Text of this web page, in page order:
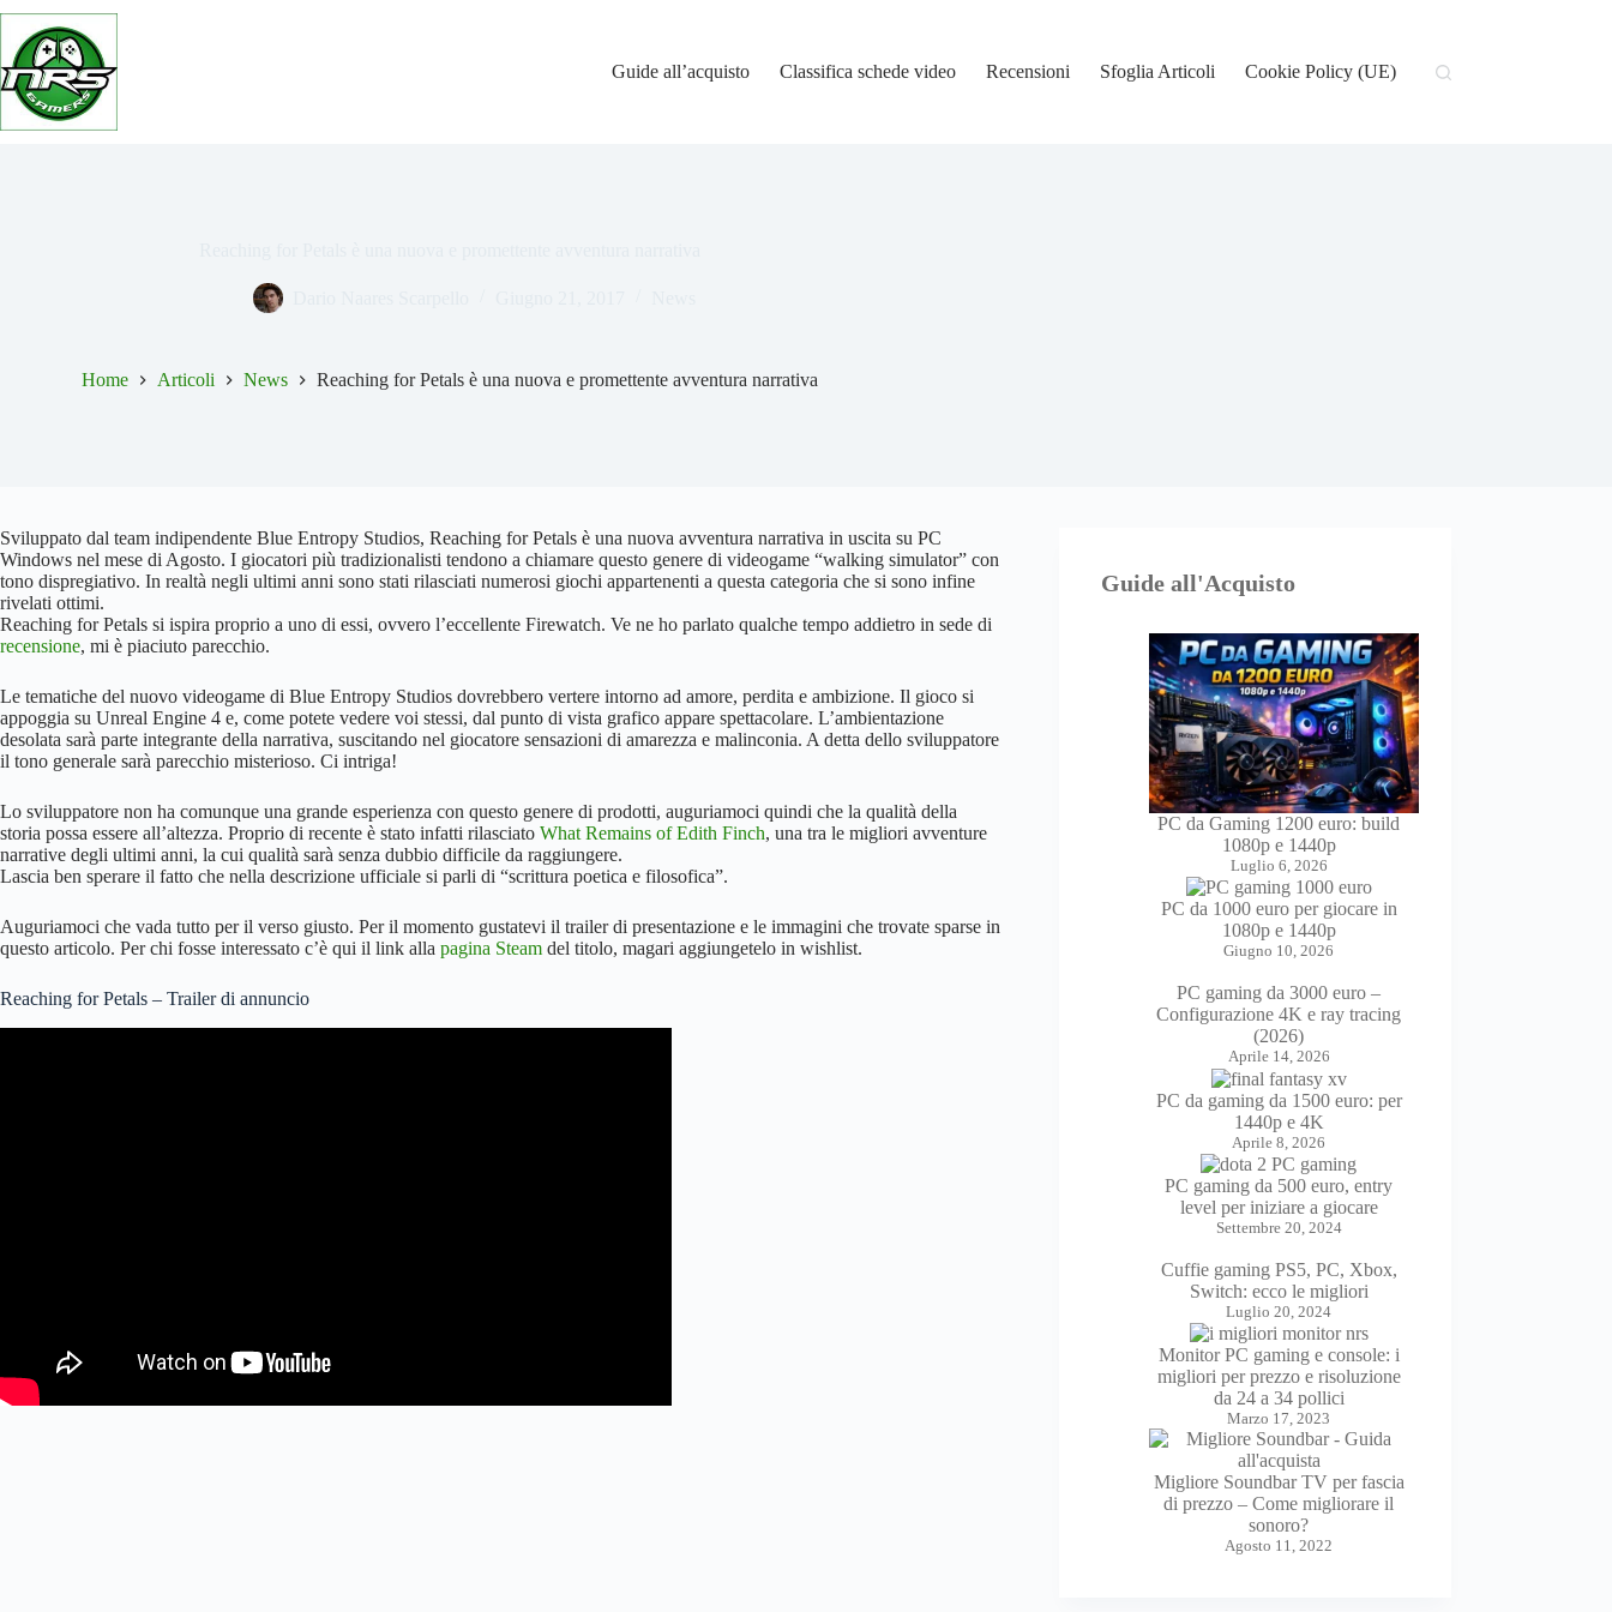
Salta
contenuto
Guide all’acquisto
Classifica schede video Recensioni Sfoglia Articoli Cookie Policy (UE)
Home Articoli News Reaching for Petals è una nuova e promettente avventura narrativa
Sviluppato dal team indipendente Blue Entropy Studios, Reaching for Petals è una nuova avventura narrativa in uscita su PC
Windows nel mese di Agosto. I giocatori più tradizionalisti tendono a chiamare questo genere di videogame “walking simulator” con
tono dispregiativo. In realtà negli ultimi anni sono stati rilasciati numerosi giochi appartenenti a questa categoria che si sono infine
rivelati ottimi.
Reaching for Petals si ispira proprio a uno di essi, ovvero l’eccellente Firewatch. Ve ne ho parlato qualche tempo addietro in sede di
recensione, mi è piaciuto parecchio.
Le tematiche del nuovo videogame di Blue Entropy Studios dovrebbero vertere intorno ad amore, perdita e ambizione. Il gioco si
appoggia su Unreal Engine 4 e, come potete vedere voi stessi, dal punto di vista grafico appare spettacolare. L’ambientazione
desolata sarà parte integrante della narrativa, suscitando nel giocatore sensazioni di amarezza e malinconia. A detta dello sviluppatore
il tono generale sarà parecchio misterioso. Ci intriga!
Lo sviluppatore non ha comunque una grande esperienza con questo genere di prodotti, auguriamoci quindi che la qualità della
storia possa essere all’altezza. Proprio di recente è stato infatti rilasciato What Remains of Edith Finch, una tra le migliori avventure
narrative degli ultimi anni, la cui qualità sarà senza dubbio difficile da raggiungere.
Lascia ben sperare il fatto che nella descrizione ufficiale si parli di “scrittura poetica e filosofica”.
Auguriamoci che vada tutto per il verso giusto. Per il momento gustatevi il trailer di presentazione e le immagini che trovate sparse in
questo articolo. Per chi fosse interessato c’è qui il link alla pagina Steam del titolo, magari aggiungetelo in wishlist.
Reaching for Petals – Trailer di annuncio
Guide all'Acquisto
PC da Gaming 1200 euro: build
1080p e 1440p
Luglio 6, 2026
PC da 1000 euro per giocare in
1080p e 1440p
Giugno 10, 2026
PC gaming da 3000 euro –
Configurazione 4K e ray tracing
(2026)
Aprile 14, 2026
PC da gaming da 1500 euro: per
1440p e 4K
Aprile 8, 2026
PC gaming da 500 euro, entry
level per iniziare a giocare
Settembre 20, 2024
Cuffie gaming PS5, PC, Xbox,
Switch: ecco le migliori
Luglio 20, 2024
Monitor PC gaming e console: i
migliori per prezzo e risoluzione
da 24 a 34 pollici
Marzo 17, 2023
Migliore Soundbar TV per fascia
di prezzo – Come migliorare il
sonoro?
Agosto 11, 2022